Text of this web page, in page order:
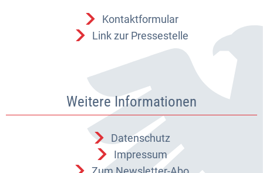
Kontaktformular
Link zur Pressestelle
Weitere Informationen
Datenschutz
Impressum